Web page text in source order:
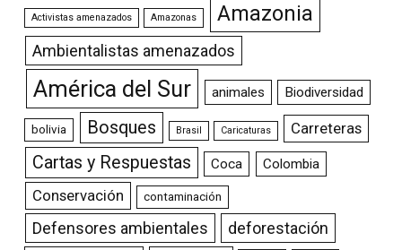
Activistas amenazados Amazonas Amazonia
Ambientalistas amenazados
América del Sur animales Biodiversidad
bolivia Bosques Brasil Caricaturas Carreteras
Cartas y Respuestas Coca Colombia
Conservación contaminación
Defensores ambientales deforestación